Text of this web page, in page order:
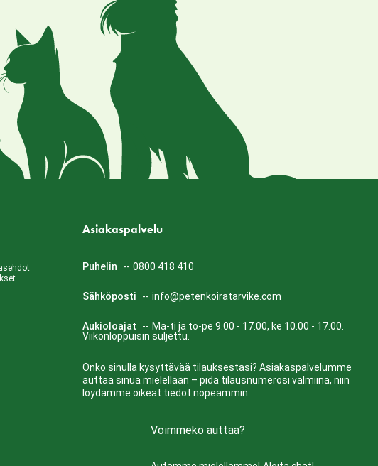
Asiakaspalvelu
Puhelin -- 0800 418 410
Sähköposti -- info@petenkoiratarvike.com
Aukioloajat -- Ma-ti ja to-pe 9.00 - 17.00, ke 10.00 - 17.00.
Viikonloppuisin suljettu.
Onko sinulla kysyttävää tilauksestasi? Asiakaspalvelumme
auttaa sinua mielellään – pidä tilausnumerosi valmiina, niin
löydämme oikeat tiedot nopeammin.
Voimmeko auttaa?